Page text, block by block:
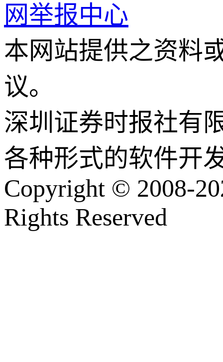
网举报中心
本网站提供之资料
议。
深圳证券时报社有
各种形式的软件开
Copyright © 2008-
Rights Reserved